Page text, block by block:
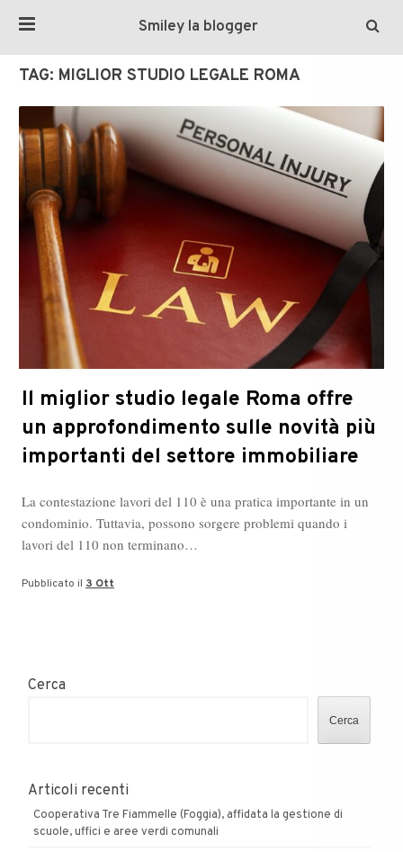
Smiley la blogger
TAG: MIGLIOR STUDIO LEGALE ROMA
Il miglior studio legale Roma offre
un approfondimento sulle novità più
importanti del settore immobiliare
La contestazione lavori del 110 è una pratica importante in un
condominio. Tuttavia, possono sorgere problemi quando i
lavori del 110 non terminano…
Pubblicato il 3 Ott
Cerca
Cerca
Articoli recenti
Cooperativa Tre Fiammelle (Foggia), affidata la gestione di
scuole, uffici e aree verdi comunali